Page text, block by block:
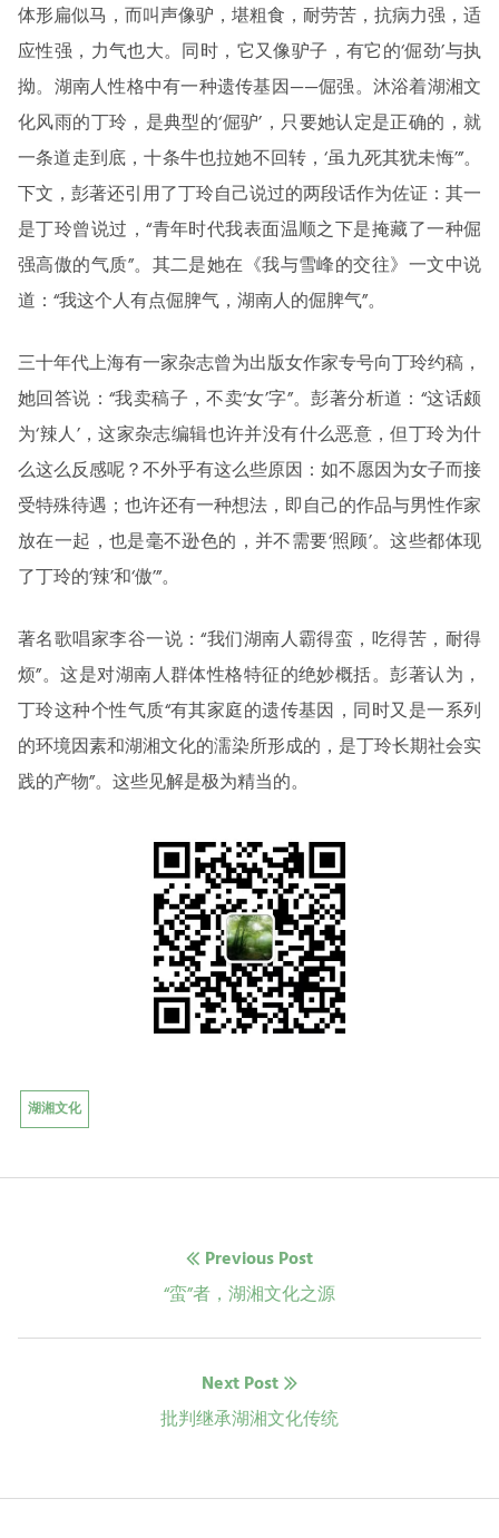
体形扁似马，而叫声像驴，堪粗食，耐劳苦，抗病力强，适
应性强，力气也大。同时，它又像驴子，有它的‘倔劲’与执
拗。湖南人性格中有一种遗传基因——倔强。沐浴着湖湘文
化风雨的丁玲，是典型的‘倔驴’，只要她认定是正确的，就
一条道走到底，十条牛也拉她不回转，‘虽九死其犹未悔’”。
下文，彭著还引用了丁玲自己说过的两段话作为佐证：其一
是丁玲曾说过，“青年时代我表面温顺之下是掩藏了一种倔
强高傲的气质”。其二是她在《我与雪峰的交往》一文中说
道：“我这个人有点倔脾气，湖南人的倔脾气”。
三十年代上海有一家杂志曾为出版女作家专号向丁玲约稿，
她回答说：“我卖稿子，不卖‘女’字”。彭著分析道：“这话颇
为‘辣人’，这家杂志编辑也许并没有什么恶意，但丁玲为什
么这么反感呢？不外乎有这么些原因：如不愿因为女子而接
受特殊待遇；也许还有一种想法，即自己的作品与男性作家
放在一起，也是毫不逊色的，并不需要‘照顾’。这些都体现
了丁玲的‘辣’和‘傲’”。
著名歌唱家李谷一说：“我们湖南人霸得蛮，吃得苦，耐得
烦”。这是对湖南人群体性格特征的绝妙概括。彭著认为，
丁玲这种个性气质“有其家庭的遗传基因，同时又是一系列
的环境因素和湖湘文化的濡染所形成的，是丁玲长期社会实
践的产物”。这些见解是极为精当的。
湖湘文化
导
Previous Post
Previous
“蛮”者，湖湘文化之源
Next Post
Next
批判继承湖湘文化传统